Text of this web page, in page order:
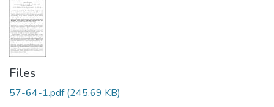
Files
57-64-1.pdf(245.69 KB)